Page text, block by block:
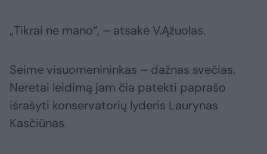
„Tikrai ne mano“, – atsakė V.Ąžuolas.
Seime visuomenininkas – dažnas svečias.
Neretai leidimą jam čia patekti paprašo
išrašyti konservatorių lyderis Laurynas
Kasčiūnas.